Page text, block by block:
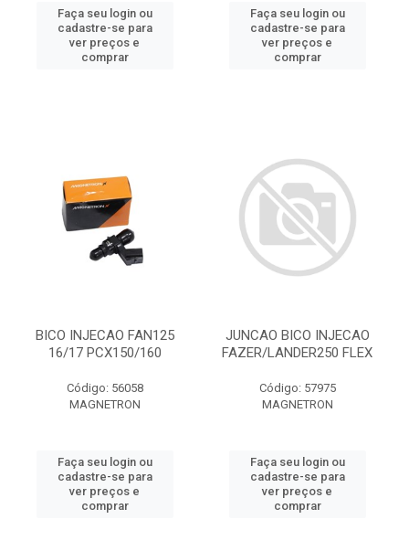
Faça seu login ou
cadastre-se para
ver preços e
comprar
Faça seu login ou
cadastre-se para
ver preços e
comprar
BICO INJECAO FAN125
16/17 PCX150/160
Código: 56058
MAGNETRON
Faça seu login ou
cadastre-se para
ver preços e
comprar
JUNCAO BICO INJECAO
FAZER/LANDER250 FLEX
Código: 57975
MAGNETRON
Faça seu login ou
cadastre-se para
ver preços e
comprar